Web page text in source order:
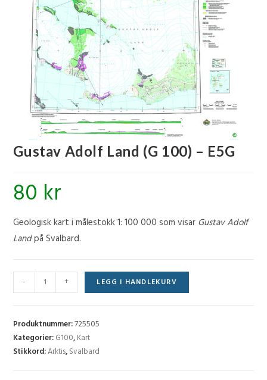
Gustav Adolf Land (G 100) – E5G
80 kr
Geologisk kart i målestokk 1: 100 000 som visar Gustav Adolf
Landpå Svalbard.
Gustav
Adolf
(G
100)
-
- + LEGG I HANDLEKURV
Produktnummer:725505
Kategorier:G100,Kart
Stikkord:Arktis,Svalbard